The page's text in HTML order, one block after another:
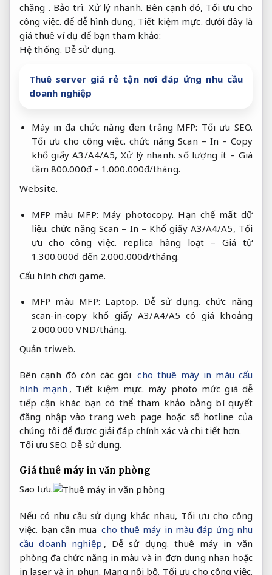
chăng . Bảo trì. Xử lý nhanh. Bên cạnh đó, Tối ưu cho
công việc. để dễ hình dung, Tiết kiệm mực. dưới đây là
giá thuê ví dụ để bạn tham khảo:
Hệ thống. Dễ sử dụng.
Thuê server giá rẻ tận nơi đáp ứng nhu cầu
doanh nghiệp
Máy in đa chức năng đen trắng MFP: Tối ưu SEO.
Tối ưu cho công việc. chức năng Scan – In – Copy
khổ giấy A3/A4/A5, Xử lý nhanh. số lượng ít – Giá
tầm 800.000đ – 1.000.000đ/tháng.
Website.
MFP màu MFP: Máy photocopy. Hạn chế mất dữ
liệu. chức năng Scan – In – Khổ giấy A3/A4/A5, Tối
ưu cho công việc. replica hàng loạt – Giá từ
1.300.000đ đến 2.000.000đ/tháng.
Cấu hình chơi game.
MFP màu MFP: Laptop. Dễ sử dụng. chức năng
scan-in-copy khổ giấy A3/A4/A5 có giá khoảng
2.000.000 VND/tháng.
Quản trị web.
Bên cạnh đó còn các gói cho thuê máy in màu cấu
hình mạnh , Tiết kiệm mực. máy photo mức giá dễ
tiếp cận khác bạn có thể tham khảo bằng bí quyết
đăng nhập vào trang web page hoặc số hotline của
chúng tôi để được giải đáp chính xác và chi tiết hơn.
Tối ưu SEO. Dễ sử dụng.
Giá thuê máy in văn phòng
Sao lưu.
Nếu có nhu cầu sử dụng khác nhau, Tối ưu cho công
việc. bạn cần mua cho thuê máy in màu đáp ứng nhu
cầu doanh nghiệp , Dễ sử dụng. thuê máy in văn
phòng đa chức năng in màu và in đơn dung nhan hoặc
in laser và in phun. Mạng nội bộ. Tối ưu cho công việc.